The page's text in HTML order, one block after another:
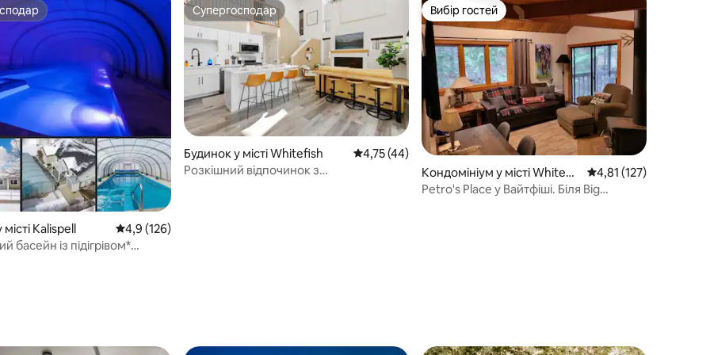
відгуки: 24
Kalispell Середня оцінка: 4,9 з 5, відгуки: 126
4,9 (126)
басейн із підігрівом*
Супергосподар
Супергосподар
Будинок у місті Whitefish Середня оцінка: 4,75 з 5, відгуки: 44
4,75 (44)
Розкішний відпочинок з
Вибір гостей
Вибір гостей
Кондомініум у місті Whitefis
h
Середня оцінка: 4,81
4,81 (127)
Petro's Place у Вайтфіші. Біля Big